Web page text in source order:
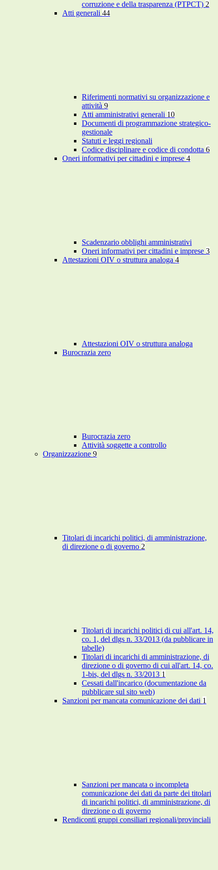
corruzione e della trasparenza (PTPCT) 2
Atti generali 44
Riferimenti normativi su organizzazione e
attività 9
Atti amministrativi generali 10
Documenti di programmazione strategico-
gestionale
Statuti e leggi regionali
Codice disciplinare e codice di condotta 6
Oneri informativi per cittadini e imprese 4
Scadenzario obblighi amministrativi
Oneri informativi per cittadini e imprese 3
Attestazioni OIV o struttura analoga 4
Attestazioni OIV o struttura analoga
Burocrazia zero
Burocrazia zero
Attività soggette a controllo
Organizzazione 9
Titolari di incarichi politici, di amministrazione,
di direzione o di governo 2
Titolari di incarichi politici di cui all'art. 14,
co. 1, del dlgs n. 33/2013 (da pubblicare in
tabelle)
Titolari di incarichi di amministrazione, di
direzione o di governo di cui all'art. 14, co.
1-bis, del dlgs n. 33/2013 1
Cessati dall'incarico (documentazione da
pubblicare sul sito web)
Sanzioni per mancata comunicazione dei dati 1
Sanzioni per mancata o incompleta
comunicazione dei dati da parte dei titolari
di incarichi politici, di amministrazione, di
direzione o di governo
Rendiconti gruppi consiliari regionali/provinciali